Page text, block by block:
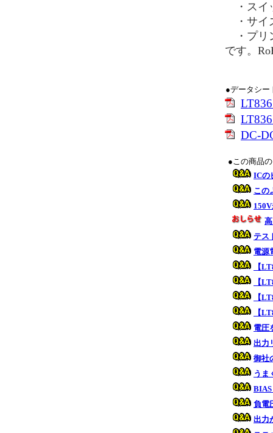
・スイ
・サイ
・プリ
です。
●データシー
DC-
●この商品
ICの
この
テス
電源
【
【
【
【
電圧
出力
御社
うま
負電
出力